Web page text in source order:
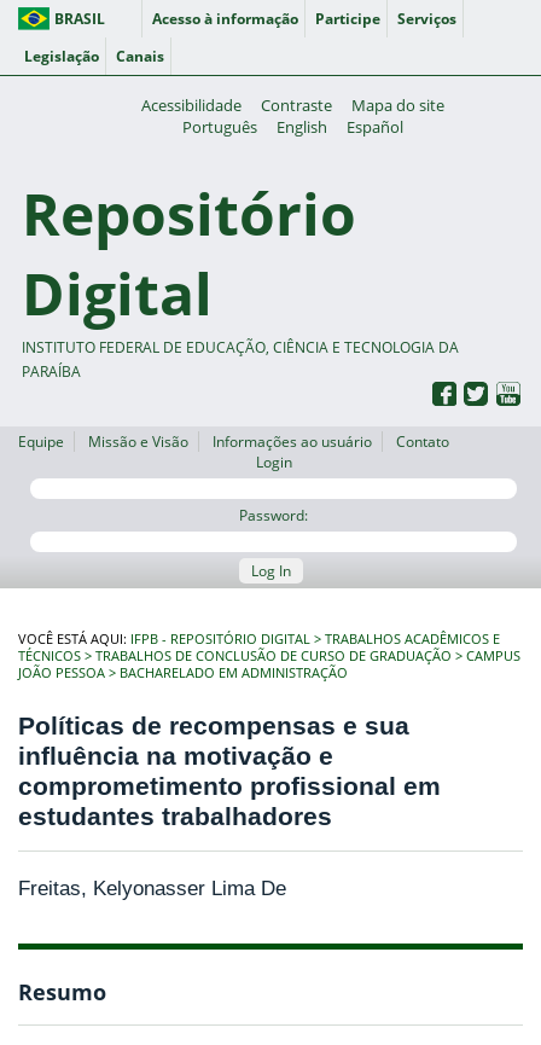
BRASIL Acesso à informação Participe
Serviços
Legislação
Canais
Acessibilidade Contraste
Mapa do site
Português
English Español
Repositório
Digital
INSTITUTO FEDERAL DE EDUCAÇÃO, CIÊNCIA E TECNOLOGIA DA
PARAÍBA
Equipe Missão e Visão Informações ao usuário
Contato
Login
Password:
Log In
VOCÊ ESTÁ AQUI: IFPB - REPOSITÓRIO DIGITAL
TRABALHOS ACADÊMICOS E
TÉCNICOS
TRABALHOS DE CONCLUSÃO DE CURSO DE GRADUAÇÃO
CAMPUS
JOÃO PESSOA
BACHARELADO EM ADMINISTRAÇÃO
Políticas de recompensas e sua
influência na motivação e
comprometimento profissional em
estudantes trabalhadores
Freitas, Kelyonasser Lima De
Resumo